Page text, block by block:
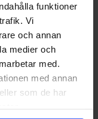
funktioner
Vi
och annan
medier och
med.
med annan
som de har